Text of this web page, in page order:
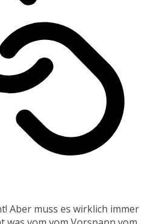
Aber muss es wirklich immer